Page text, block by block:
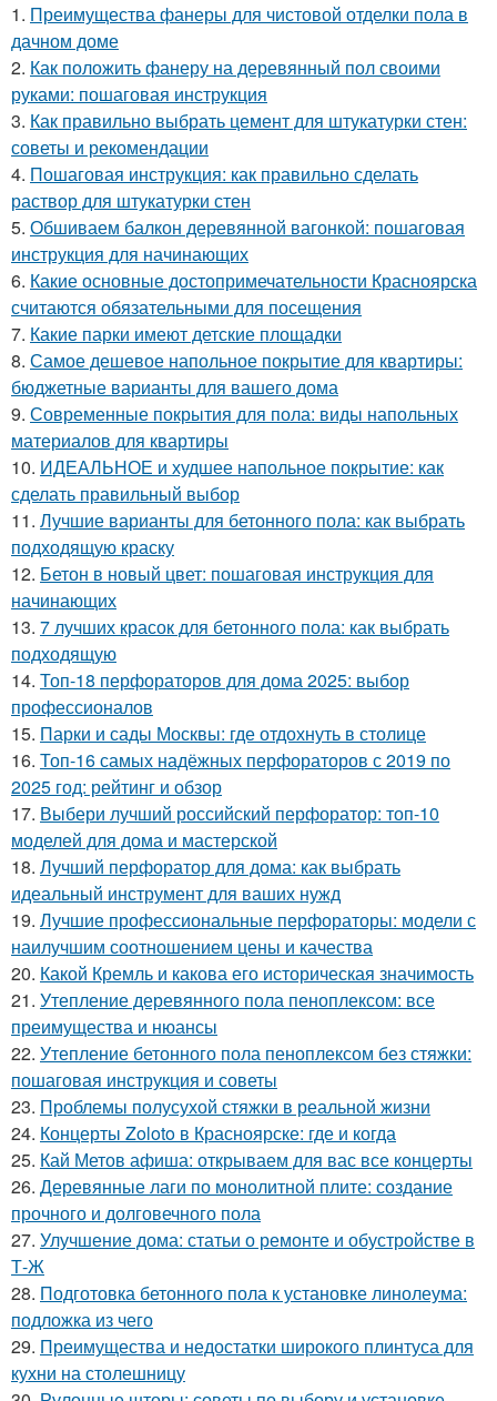
1. Преимущества фанеры для чистовой отделки пола в
дачном доме
2. Как положить фанеру на деревянный пол своими
руками: пошаговая инструкция
3. Как правильно выбрать цемент для штукатурки стен:
советы и рекомендации
4. Пошаговая инструкция: как правильно сделать
раствор для штукатурки стен
5. Обшиваем балкон деревянной вагонкой: пошаговая
инструкция для начинающих
6. Какие основные достопримечательности Красноярска
считаются обязательными для посещения
7. Какие парки имеют детские площадки
8. Самое дешевое напольное покрытие для квартиры:
бюджетные варианты для вашего дома
9. Современные покрытия для пола: виды напольных
материалов для квартиры
10. ИДЕАЛЬНОЕ и худшее напольное покрытие: как
сделать правильный выбор
11. Лучшие варианты для бетонного пола: как выбрать
подходящую краску
12. Бетон в новый цвет: пошаговая инструкция для
начинающих
13. 7 лучших красок для бетонного пола: как выбрать
подходящую
14. Топ-18 перфораторов для дома 2025: выбор
профессионалов
15. Парки и сады Москвы: где отдохнуть в столице
16. Топ-16 самых надёжных перфораторов с 2019 по
2025 год: рейтинг и обзор
17. Выбери лучший российский перфоратор: топ-10
моделей для дома и мастерской
18. Лучший перфоратор для дома: как выбрать
идеальный инструмент для ваших нужд
19. Лучшие профессиональные перфораторы: модели с
наилучшим соотношением цены и качества
20. Какой Кремль и какова его историческая значимость
21. Утепление деревянного пола пеноплексом: все
преимущества и нюансы
22. Утепление бетонного пола пеноплексом без стяжки:
пошаговая инструкция и советы
23. Проблемы полусухой стяжки в реальной жизни
24. Концерты Zoloto в Красноярске: где и когда
25. Кай Метов афиша: открываем для вас все концерты
26. Деревянные лаги по монолитной плите: создание
прочного и долговечного пола
27. Улучшение дома: статьи о ремонте и обустройстве в
Т-Ж
28. Подготовка бетонного пола к установке линолеума:
подложка из чего
29. Преимущества и недостатки широкого плинтуса для
кухни на столешницу